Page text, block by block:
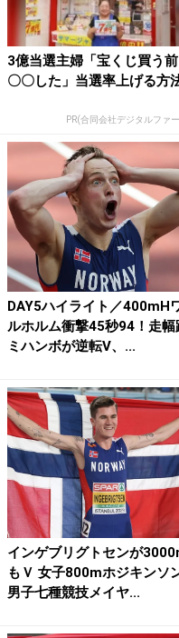
3億当選主婦「宝くじ買う
〇〇した」当選率上げる方
PR(合同会社デジタルファ
DAY5ハイライト／400mH
ルホルム衝撃45秒94！走幅
ミハンボが逆転V、...
インゲブリグトセンが
もＶ 女子800mホジキンソ
男子七種競技メイヤ...